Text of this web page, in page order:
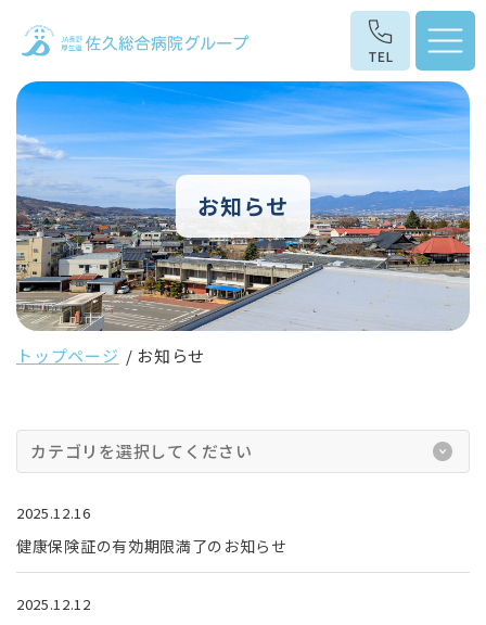
お知らせ
トップページ お知らせ
カテゴリを選択してください
2025.12.16
健康保険証の有効期限満了のお知らせ
2025.12.12